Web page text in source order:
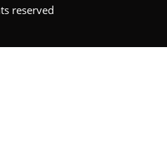
reserved